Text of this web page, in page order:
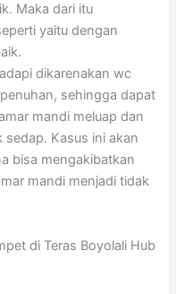
Maka dari itu
yaitu dengan
dikarenakan wc
sehingga dapat
mandi meluap dan
Kasus ini akan
bisa mengakibatkan
mandi menjadi tidak
di Teras Boyolali Hub